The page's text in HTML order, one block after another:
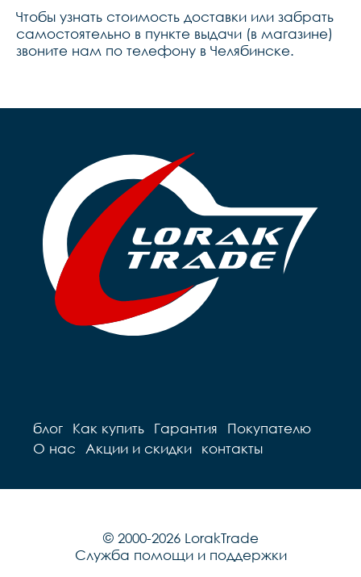
Чтобы узнать стоимость доставки или забрать
самостоятельно в пункте выдачи (в магазине)
звоните нам по телефону в Челябинске.
блог Как купить Гарантия
Покупателю
О нас
Акции и скидки контакты
© 2000-2026 LorakTrade
Служба помощи и поддержки